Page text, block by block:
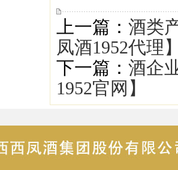
上一篇： 酒类
凤酒1952代理
下一篇： 酒企
1952官网】